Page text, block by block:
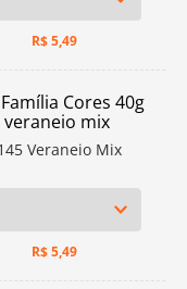
R$5,49
Veraneio Mix
R$5,49